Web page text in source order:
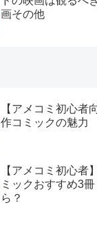
画その他
【アメコミ初心者
作コミックの魅力
【アメコミ初心者
ミックおすすめ3
ら？